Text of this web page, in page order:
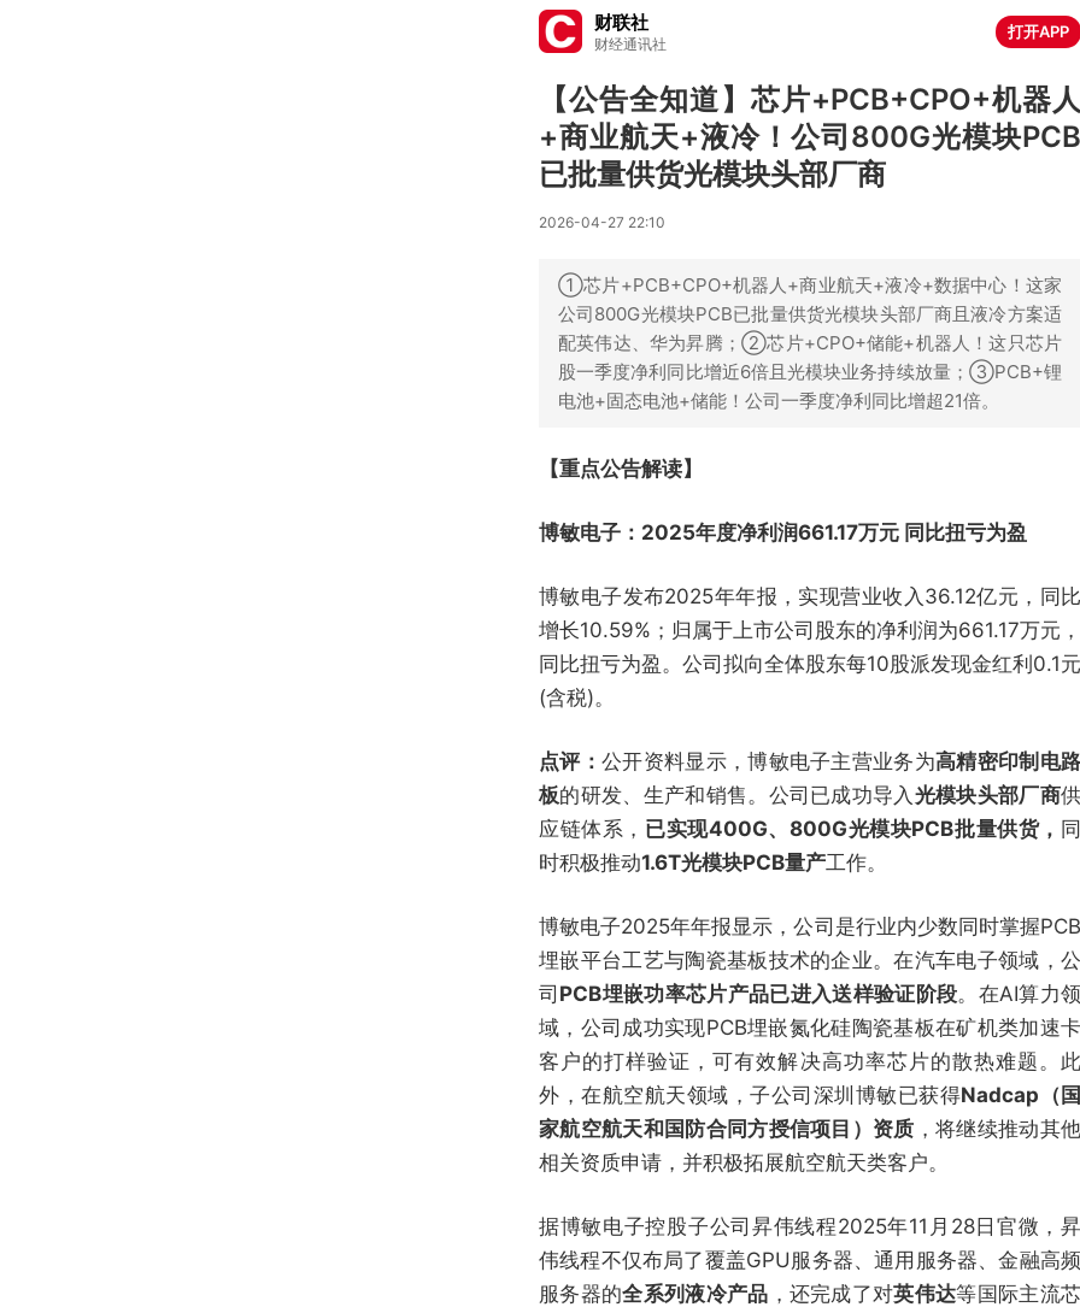
财联社
财经通讯社
打开APP
【公告全知道】芯片+PCB+CPO+机器人
+商业航天+液冷！公司800G光模块PCB
已批量供货光模块头部厂商
2026-04-27 22:10
①芯片+PCB+CPO+机器人+商业航天+液冷+数据中心！这家
公司800G光模块PCB已批量供货光模块头部厂商且液冷方案适
配英伟达、华为昇腾；②芯片+CPO+储能+机器人！这只芯片
股一季度净利同比增近6倍且光模块业务持续放量；③PCB+锂
电池+固态电池+储能！公司一季度净利同比增超21倍。
【重点公告解读】
博敏电子：2025年度净利润661.17万元 同比扭亏为盈
博敏电子发布2025年年报，实现营业收入36.12亿元，同比
增长10.59%；归属于上市公司股东的净利润为661.17万元，
同比扭亏为盈。公司拟向全体股东每10股派发现金红利0.1元
(含税)。
点评： 公开资料显示，博敏电子主营业务为高精密印制电路
板的研发、生产和销售。公司已成功导入 光模块头部厂商供
应链体系， 已实现400G、800G光模块PCB批量供货， 同
时积极推动1.6T光模块PCB量产工作。
博敏电子2025年年报显示，公司是行业内少数同时掌握PCB
埋嵌平台工艺与陶瓷基板技术的企业。在汽车电子领域，公
司 PCB埋嵌功率芯片产品已进入送样验证阶段。在AI算力领
域，公司成功实现PCB埋嵌氮化硅陶瓷基板在矿机类加速卡
客户的打样验证，可有效解决高功率芯片的散热难题。此
外，在航空航天领域，子公司深圳博敏已获得Nadcap（国
家航空航天和国防合同方授信项目）资质 ，将继续推动其他
相关资质申请，并积极拓展航空航天类客户。
据博敏电子控股子公司昇伟线程2025年11月28日官微，昇
伟线程不仅布局了覆盖GPU服务器、通用服务器、金融高频
服务器的全系列液冷产品 ，还完成了对英伟达等国际主流芯